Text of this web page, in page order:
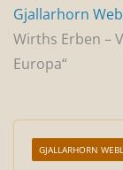
Gjallarhorn
Wirths Erben –
Europa“
GJALLARHORN